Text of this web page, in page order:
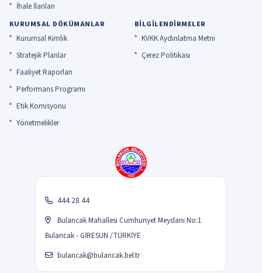
İhale İlanları
KURUMSAL DÖKÜMANLAR
Kurumsal Kimlik
Stratejik Planlar
Faaliyet Raporları
Performans Programı
Etik Komisyonu
Yönetmelikler
BILGILENDIRMELER
KVKK Aydınlatma Metni
Çerez Politikası
444 28 44
Bulancak Mahallesi Cumhuriyet Meydanı No:1
Bulancak - GİRESUN /TÜRKİYE
bulancak@bulancak.bel.tr